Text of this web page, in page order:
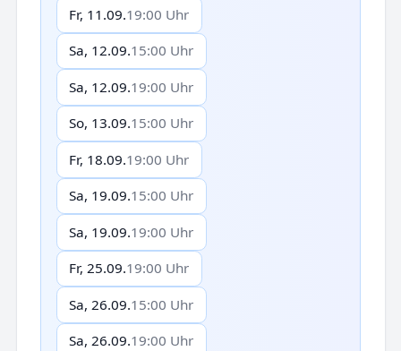
Fr, 11.09.19:00 Uhr
Sa, 12.09.15:00 Uhr
Sa, 12.09.19:00 Uhr
So, 13.09.15:00 Uhr
Fr, 18.09.19:00 Uhr
Sa, 19.09.15:00 Uhr
Sa, 19.09.19:00 Uhr
Fr, 25.09.19:00 Uhr
Sa, 26.09.15:00 Uhr
Sa, 26.09.19:00 Uhr